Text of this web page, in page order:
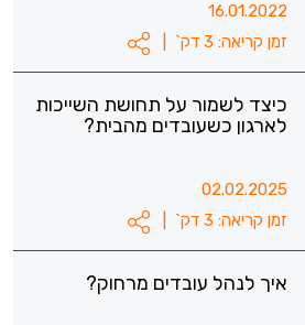
16.01.2022
זמן קריאה: 3 דק`
כיצד לשמור על תחושת השייכות
לארגון כשעובדים מהבית?
02.02.2025
זמן קריאה: 3 דק`
איך לנהל עובדים מרחוק?